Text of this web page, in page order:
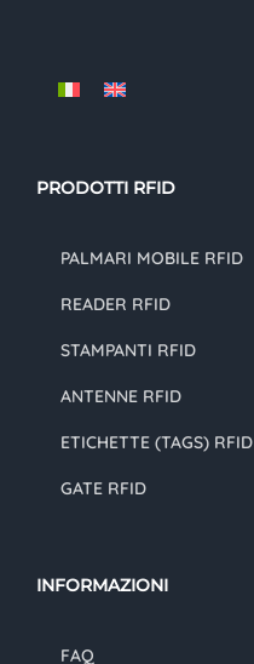
PRODOTTI RFID
PALMARI MOBILE RFID
READER RFID
STAMPANTI RFID
ANTENNE RFID
ETICHETTE (TAGS) RFID
GATE RFID
INFORMAZIONI
FAQ